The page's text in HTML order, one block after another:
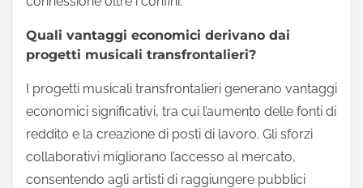
Quali vantaggi economici derivano dai
progetti musicali transfrontalieri?
I progetti musicali transfrontalieri generano vantaggi
economici significativi, tra cui l’aumento delle fonti di
reddito e la creazione di posti di lavoro. Gli sforzi
collaborativi migliorano l’accesso al mercato,
consentendo agli artisti di raggiungere pubblici